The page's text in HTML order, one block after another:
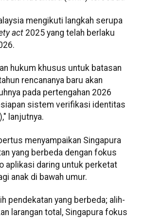
mengikuti langkah serupa
act 2025 yang telah berlaku
hukum khusus untuk batasan
rencananya baru akan
pada pertengahan 2026
sistem verifikasi identitas
lanjutnya.
menyampaikan Singapura
yang berbeda dengan fokus
aplikasi daring untuk perketat
anak di bawah umur.
pendekatan yang berbeda; alih-
larangan total, Singapura fokus